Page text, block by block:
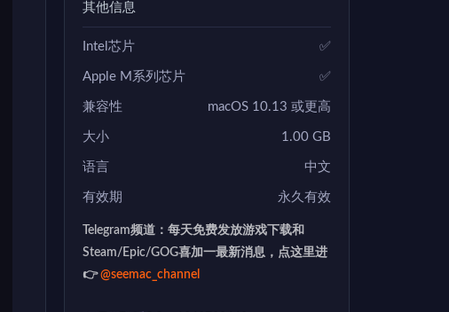
其他信息
Intel芯片 ✅
Apple M系列芯片 ✅
兼容性 macOS 10.13 或更高
大小 1.00 GB
语言 中文
有效期 永久有效
Telegram频道：每天免费发放游戏下载和
Steam/Epic/GOG喜加一最新消息，点这里进
👉@seemac_channel